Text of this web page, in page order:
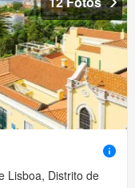
Lisboa, Distrito de